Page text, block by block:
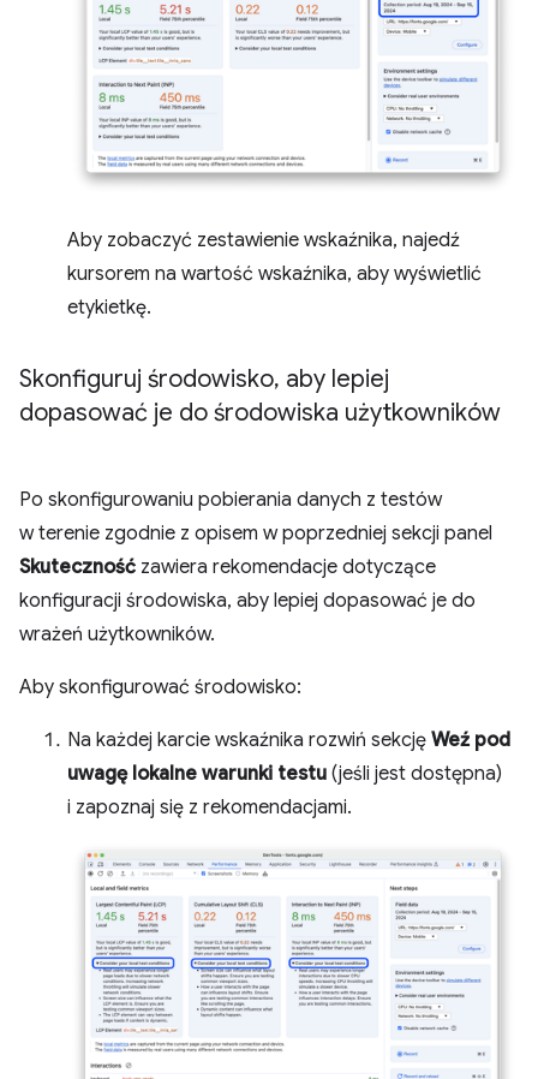
Aby zobaczyć zestawienie wskaźnika, najedź
kursorem na wartość wskaźnika, aby wyświetlić
etykietkę.
Skonfiguruj środowisko, aby lepiej
dopasować je do środowiska użytkowników
Po skonfigurowaniu pobierania danych z testów
w terenie zgodnie z opisem w poprzedniej sekcji panel
Skuteczność zawiera rekomendacje dotyczące
konfiguracji środowiska, aby lepiej dopasować je do
wrażeń użytkowników.
Aby skonfigurować środowisko:
Na każdej karcie wskaźnika rozwiń sekcję Weź pod
uwagę lokalne warunki testu (jeśli jest dostępna)
i zapoznaj się z rekomendacjami.